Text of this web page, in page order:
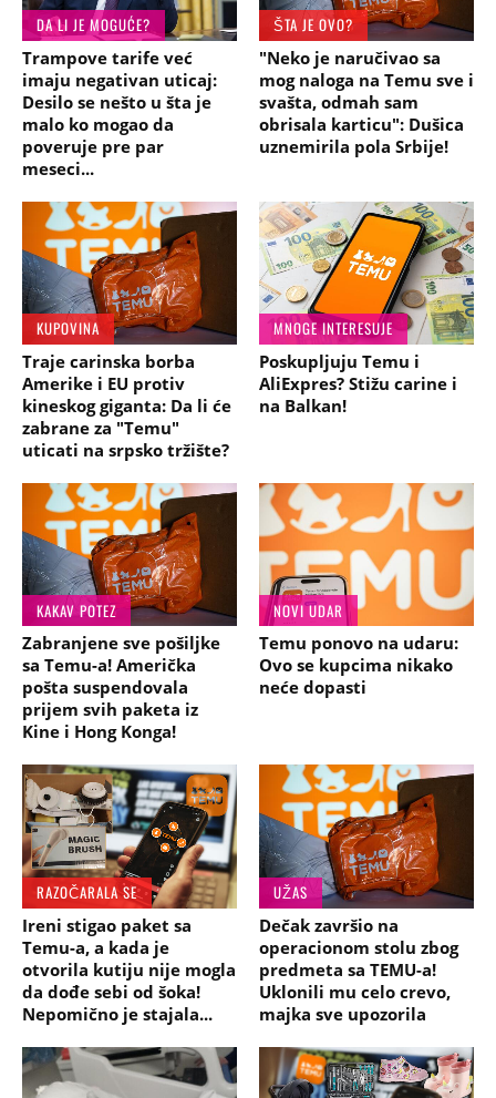
DA LI JE MOGUĆE?
Trampove tarife već
imaju negativan uticaj:
Desilo se nešto u šta je
malo ko mogao da
poveruje pre par
meseci...
ŠTA JE OVO?
"Neko je naručivao sa
mog naloga na Temu sve i
svašta, odmah sam
obrisala karticu": Dušica
uznemirila pola Srbije!
KUPOVINA
Traje carinska borba
Amerike i EU protiv
kineskog giganta: Da li će
zabrane za "Temu"
uticati na srpsko tržište?
MNOGE INTERESUJE
Poskupljuju Temu i
AliExpres? Stižu carine i
na Balkan!
KAKAV POTEZ
Zabranjene sve pošiljke
sa Temu-a! Američka
pošta suspendovala
prijem svih paketa iz
Kine i Hong Konga!
NOVI UDAR
Temu ponovo na udaru:
Ovo se kupcima nikako
neće dopasti
RAZOČARALA SE
Ireni stigao paket sa
Temu-a, a kada je
otvorila kutiju nije mogla
da dođe sebi od šoka!
Nepomično je stajala...
UŽAS
Dečak završio na
operacionom stolu zbog
predmeta sa TEMU-a!
Uklonili mu celo crevo,
majka sve upozorila